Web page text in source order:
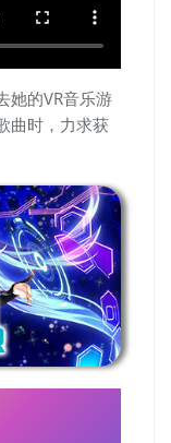
她的VR音乐游
曲时，力求获